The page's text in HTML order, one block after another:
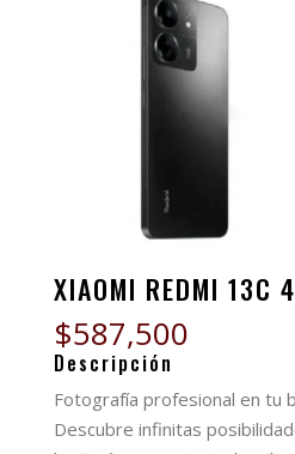
XIAOMI REDMI 13C
$587,500
Descripción
Fotografía profesional en tu
Descubre infinitas